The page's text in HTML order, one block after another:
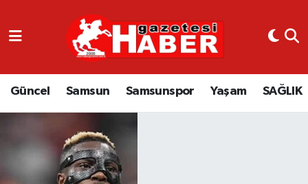
Güncel Samsun Samsunspor Yaşam SAĞLIK
GÜNCEL
SAMSUN
EKONOMİ